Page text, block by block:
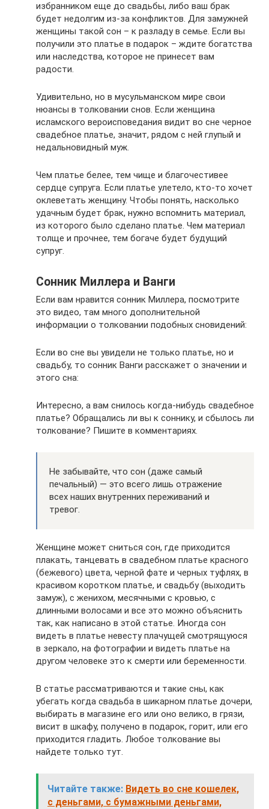
избранником еще до свадьбы, либо ваш брак
будет недолгим из-за конфликтов. Для замужней
женщины такой сон – к разладу в семье. Если вы
получили это платье в подарок – ждите богатства
или наследства, которое не принесет вам
радости.
Удивительно, но в мусульманском мире свои
нюансы в толковании снов. Если женщина
исламского вероисповедания видит во сне черное
свадебное платье, значит, рядом с ней глупый и
недальновидный муж.
Чем платье белее, тем чище и благочестивее
сердце супруга. Если платье улетело, кто-то хочет
оклеветать женщину. Чтобы понять, насколько
удачным будет брак, нужно вспомнить материал,
из которого было сделано платье. Чем материал
толще и прочнее, тем богаче будет будущий
супруг.
Сонник Миллера и Ванги
Если вам нравится сонник Миллера, посмотрите
это видео, там много дополнительной
информации о толковании подобных сновидений:
Если во сне вы увидели не только платье, но и
свадьбу, то сонник Ванги расскажет о значении и
этого сна:
Интересно, а вам снилось когда-нибудь свадебное
платье? Обращались ли вы к соннику, и сбылось ли
толкование? Пишите в комментариях.
Не забывайте, что сон (даже самый
печальный) — это всего лишь отражение
всех наших внутренних переживаний и
тревог.
Женщине может сниться сон, где приходится
плакать, танцевать в свадебном платье красного
(бежевого) цвета, черной фате и черных туфлях, в
красивом коротком платье, и свадьбу (выходить
замуж), с женихом, месячными с кровью, с
длинными волосами и все это можно объяснить
так, как написано в этой статье. Иногда сон
видеть в платье невесту плачущей смотрящуюся
в зеркало, на фотографии и видеть платье на
другом человеке это к смерти или беременности.
В статье рассматриваются и такие сны, как
убегать когда свадьба в шикарном платье дочери,
выбирать в магазине его или оно велико, в грязи,
висит в шкафу, получено в подарок, горит, или его
приходится гладить. Любое толкование вы
найдете только тут.
Читайте также: Видеть во сне кошелек,
с деньгами, с бумажными деньгами,